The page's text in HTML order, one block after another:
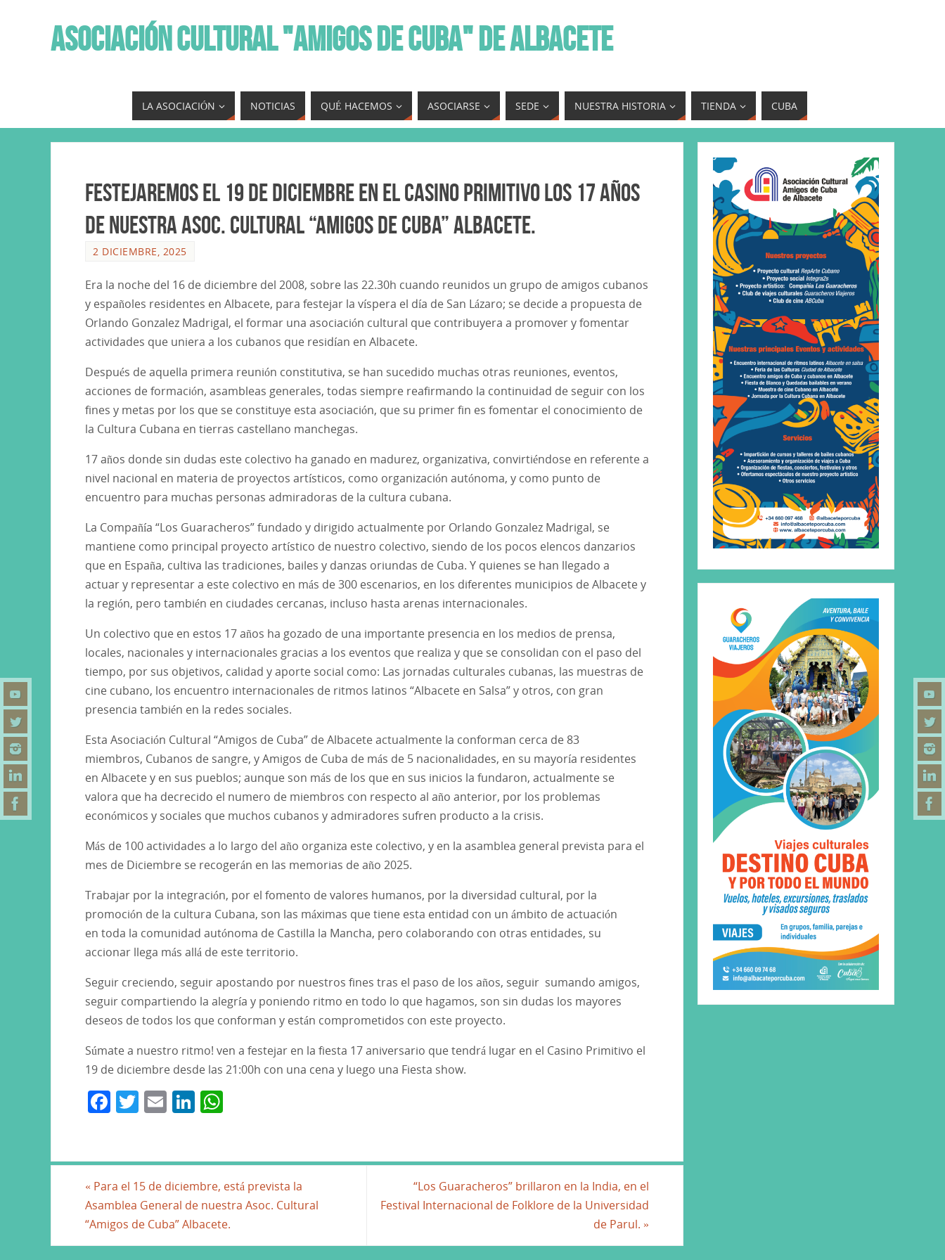
ASOCIACIÓN CULTURAL "AMIGOS DE CUBA" DE ALBACETE
LA ASOCIACIÓN NOTICIAS QUÉ HACEMOS ASOCIARSE SEDE NUESTRA HISTORIA TIENDA CUBA
Festejaremos el 19 de diciembre en el Casino Primitivo los 17 Años
de nuestra Asoc. Cultural “Amigos de Cuba” Albacete.
2 DICIEMBRE, 2025
Era la noche del 16 de diciembre del 2008, sobre las 22.30h cuando reunidos un grupo de amigos cubanos
y españoles residentes en Albacete, para festejar la víspera el día de San Lázaro; se decide a propuesta de
Orlando Gonzalez Madrigal, el formar una asociación cultural que contribuyera a promover y fomentar
actividades que uniera a los cubanos que residían en Albacete.
Después de aquella primera reunión constitutiva, se han sucedido muchas otras reuniones, eventos,
acciones de formación, asambleas generales, todas siempre reafirmando la continuidad de seguir con los
fines y metas por los que se constituye esta asociación, que su primer fin es fomentar el conocimiento de
la Cultura Cubana en tierras castellano manchegas.
17 años donde sin dudas este colectivo ha ganado en madurez, organizativa, convirtiéndose en referente a
nivel nacional en materia de proyectos artísticos, como organización autónoma, y como punto de
encuentro para muchas personas admiradoras de la cultura cubana.
La Compañía “Los Guaracheros” fundado y dirigido actualmente por Orlando Gonzalez Madrigal, se
mantiene como principal proyecto artístico de nuestro colectivo, siendo de los pocos elencos danzarios
que en España, cultiva las tradiciones, bailes y danzas oriundas de Cuba. Y quienes se han llegado a
actuar y representar a este colectivo en más de 300 escenarios, en los diferentes municipios de Albacete y
la región, pero también en ciudades cercanas, incluso hasta arenas internacionales.
Un colectivo que en estos 17 años ha gozado de una importante presencia en los medios de prensa,
locales, nacionales y internacionales gracias a los eventos que realiza y que se consolidan con el paso del
tiempo, por sus objetivos, calidad y aporte social como: Las jornadas culturales cubanas, las muestras de
cine cubano, los encuentro internacionales de ritmos latinos “Albacete en Salsa” y otros, con gran
presencia también en la redes sociales.
Esta Asociación Cultural “Amigos de Cuba” de Albacete actualmente la conforman cerca de 83
miembros, Cubanos de sangre, y Amigos de Cuba de más de 5 nacionalidades, en su mayoría residentes
en Albacete y en sus pueblos; aunque son más de los que en sus inicios la fundaron, actualmente se
valora que ha decrecido el numero de miembros con respecto al año anterior, por los problemas
económicos y sociales que muchos cubanos y admiradores sufren producto a la crisis.
Más de 100 actividades a lo largo del año organiza este colectivo, y en la asamblea general prevista para el
mes de Diciembre se recogerán en las memorias de año 2025.
Trabajar por la integración, por el fomento de valores humanos, por la diversidad cultural, por la
promoción de la cultura Cubana, son las máximas que tiene esta entidad con un ámbito de actuación
en toda la comunidad autónoma de Castilla la Mancha, pero colaborando con otras entidades, su
accionar llega más allá de este territorio.
Seguir creciendo, seguir apostando por nuestros fines tras el paso de los años, seguir sumando amigos,
seguir compartiendo la alegría y poniendo ritmo en todo lo que hagamos, son sin dudas los mayores
deseos de todos los que conforman y están comprometidos con este proyecto.
Súmate a nuestro ritmo! ven a festejar en la fiesta 17 aniversario que tendrá lugar en el Casino Primitivo el
19 de diciembre desde las 21:00h con una cena y luego una Fiesta show.
F
e
b
o
o
T
er
E
l
Li
e
dI
n
s
A
p
p
« Para el 15 de diciembre, está prevista la
Asamblea General de nuestra Asoc. Cultural
“Amigos de Cuba” Albacete.
“Los Guaracheros” brillaron en la India, en el
Festival Internacional de Folklore de la Universidad
de Parul. »